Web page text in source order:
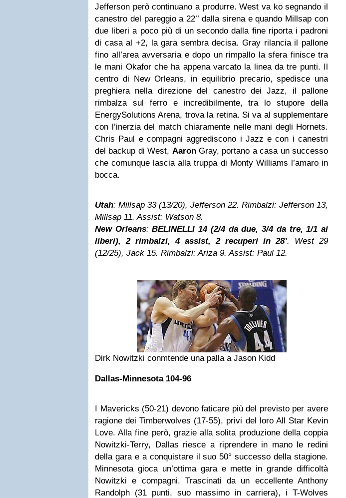
Jefferson però continuano a produrre. West va ko segnando il
canestro del pareggio a 22’’ dalla sirena e quando Millsap con
due liberi a poco più di un secondo dalla fine riporta i padroni
di casa al +2, la gara sembra decisa. Gray rilancia il pallone
fino all’area avversaria e dopo un rimpallo la sfera finisce tra
le mani Okafor che ha appena varcato la linea da tre punti. Il
centro di New Orleans, in equilibrio precario, spedisce una
preghiera nella direzione del canestro dei Jazz, il pallone
rimbalza sul ferro e incredibilmente, tra lo stupore della
EnergySolutions Arena, trova la retina. Si va al supplementare
con l’inerzia del match chiaramente nelle mani degli Hornets.
Chris Paul e compagni aggrediscono i Jazz e con i canestri
del backup di West, AaronGray, portano a casa un successo
che comunque lascia alla truppa di Monty Williams l’amaro in
bocca.
Utah: Millsap 33 (13/20), Jefferson 22. Rimbalzi: Jefferson 13,
Millsap 11. Assist: Watson 8.
New Orleans:BELINELLI 14 (2/4 da due, 3/4 da tre, 1/1 ai
liberi), 2 rimbalzi, 4 assist, 2 recuperi in 28’. West 29
(12/25), Jack 15. Rimbalzi: Ariza 9. Assist: Paul 12.
Dirk Nowitzki conmtende una palla a Jason Kidd
Dallas-Minnesota 104-96
I Mavericks (50-21) devono faticare più del previsto per avere
ragione dei Timberwolves (17-55), privi del loro All Star Kevin
Love. Alla fine però, grazie alla solita produzione della coppia
Nowitzki-Terry, Dallas riesce a riprendere in mano le redini
della gara e a conquistare il suo 50° successo della stagione.
Minnesota gioca un’ottima gara e mette in grande difficoltà
Nowitzki e compagni. Trascinati da un eccellente Anthony
Randolph (31 punti, suo massimo in carriera), i T-Wolves